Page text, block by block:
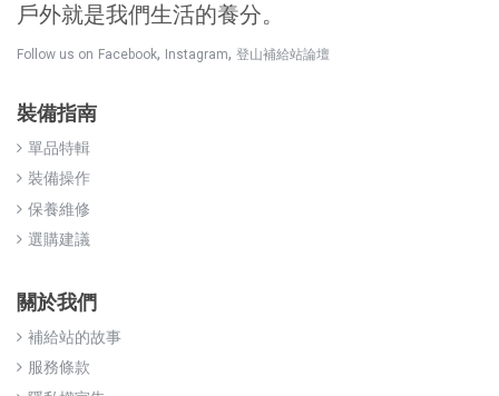
戶外就是我們生活的養分。
Follow us on Facebook, Instagram, 登山補給站論壇
裝備指南
單品特輯
裝備操作
保養維修
選購建議
關於我們
補給站的故事
服務條款